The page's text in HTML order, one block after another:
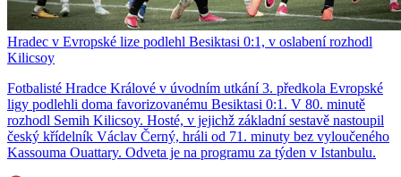
Hradec v Evropské lize podlehl Besiktasi 0:1, v oslabení rozhodl
Kilicsoy
Fotbalisté Hradce Králové v úvodním utkání 3. předkola Evropské
ligy podlehli doma favorizovanému Besiktasi 0:1. V 80. minutě
rozhodl Semih Kilicsoy. Hosté, v jejichž základní sestavě nastoupil
český křídelník Václav Černý, hráli od 71. minuty bez vyloučeného
Kassouma Ouattary. Odveta je na programu za týden v Istanbulu.